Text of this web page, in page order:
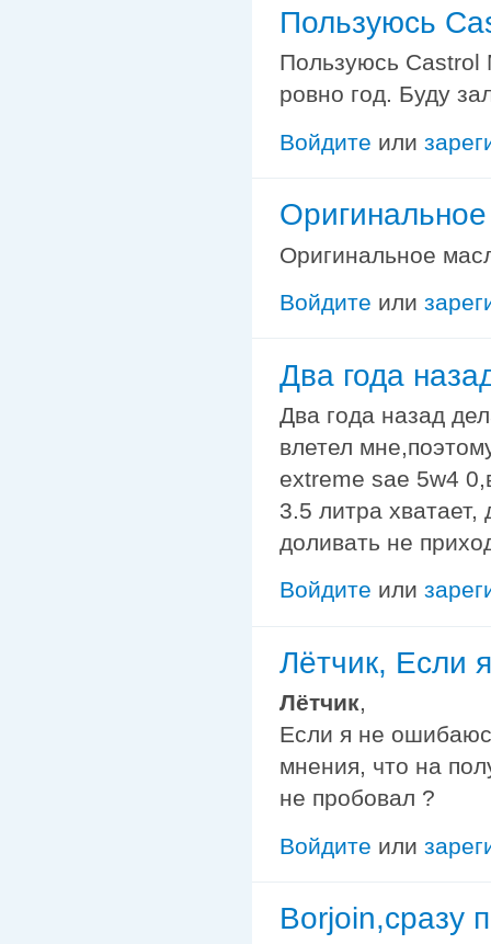
Пользуюсь
Пользуюсь Castrol
ровно год. Буду
Войдите или
Оригинальное
Войдите или
Два года
Два года назад
влетел
extreme sae 5w4
3.5 литра
доливать не
Войдите или
Лётчик, Если
Лётчик,
Если я не
мнения, что на
не пробовал ?
Войдите или
Borjoin,сразу